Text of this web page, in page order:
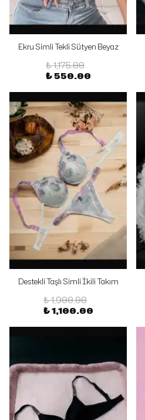
Ekru Simli Tekli Sütyen Beyaz
₺ 1,175.00
₺ 550.00
Destekli Taşlı Simli İkili Takım
₺ 1,900.00
₺ 1,100.00